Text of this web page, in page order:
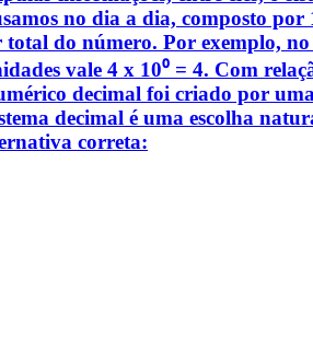
no dia a dia, composto
do número. Por exemplo, no
vale 4 x 10⁰ = 4. Com
decimal foi criado por
decimal é uma escolha
correta: